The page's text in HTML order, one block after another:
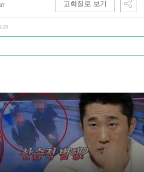
고화질로 보기